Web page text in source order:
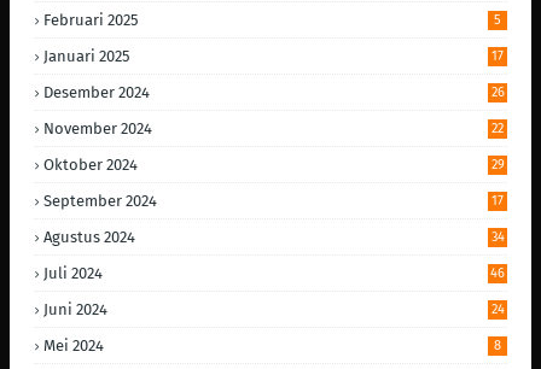
Februari 2025 5
Januari 2025 17
Desember 2024 26
November 2024 22
Oktober 2024 29
September 2024 17
Agustus 2024 34
Juli 2024 46
Juni 2024 24
Mei 2024 8